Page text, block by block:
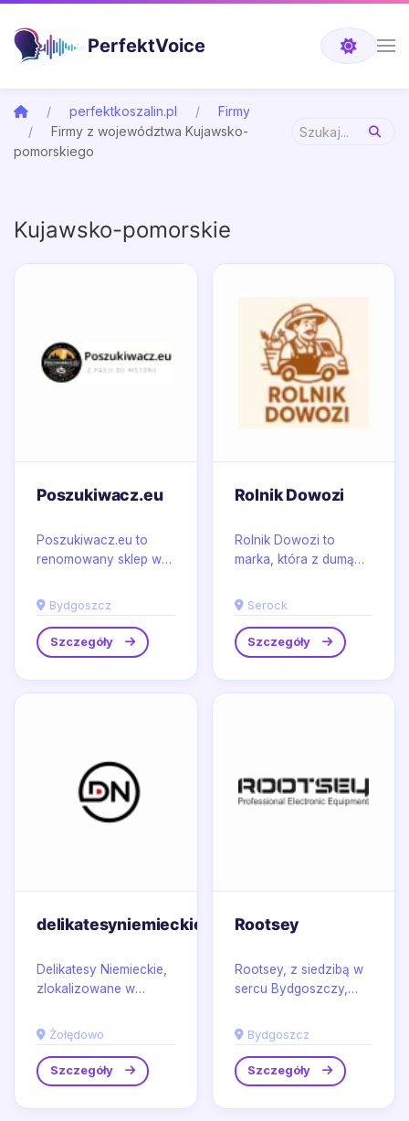
PerfektVoice
perfektkoszalin.pl
Firmy
Firmy z województwa Kujawsko-
pomorskiego
Kujawsko-pomorskie
Poszukiwacz.eu
Poszukiwacz.eu to
renomowany sklep w
specjalizujący się w
sprzedaży wysokiej
jakości wykrywaczy...
Bydgoszcz
Szczegóły
Rolnik Dowozi
Rolnik Dowozi to
marka, która z dumą
najwyższej jakości,
dostarczane
bezpośrednio od...
Serock
Szczegóły
delikatesyniemieckie.pl
Delikatesy Niemieckie,
zlokalizowane w
gdzie pasja do
kulinarnych doznań
spotyka się...
Żołędowo
Szczegóły
Rootsey
Rootsey, z siedzibą w
sercu Bydgoszczy,
kompleksowe
rozwiązania dla
współczesnego
rolnictwa,...
Bydgoszcz
Szczegóły